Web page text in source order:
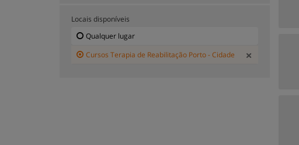
Locais disponíveis
Qualquer lugar
Cursos Terapia de Reabilitação Porto - Cidade